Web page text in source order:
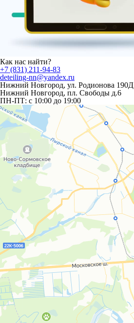
Как нас найти?
+7 (831) 211-94-83
deteiling-nn@yandex.ru
Нижний Новгород, ул. Родионова 190Д
Нижний Новгород, пл. Свободы д.6
ПН-ПТ: c 10:00 до 19:00